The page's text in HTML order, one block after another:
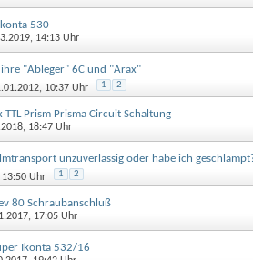
530
14:13 Uhr
"Ableger" 6C und "Arax"
10:37 Uhr 1 2
TTL Prism Prisma Circuit Schaltung
18:47 Uhr
unzuverlässig oder habe ich
Uhr 1 2
80 Schraubanschluß
17:05 Uhr
Ikonta 532/16